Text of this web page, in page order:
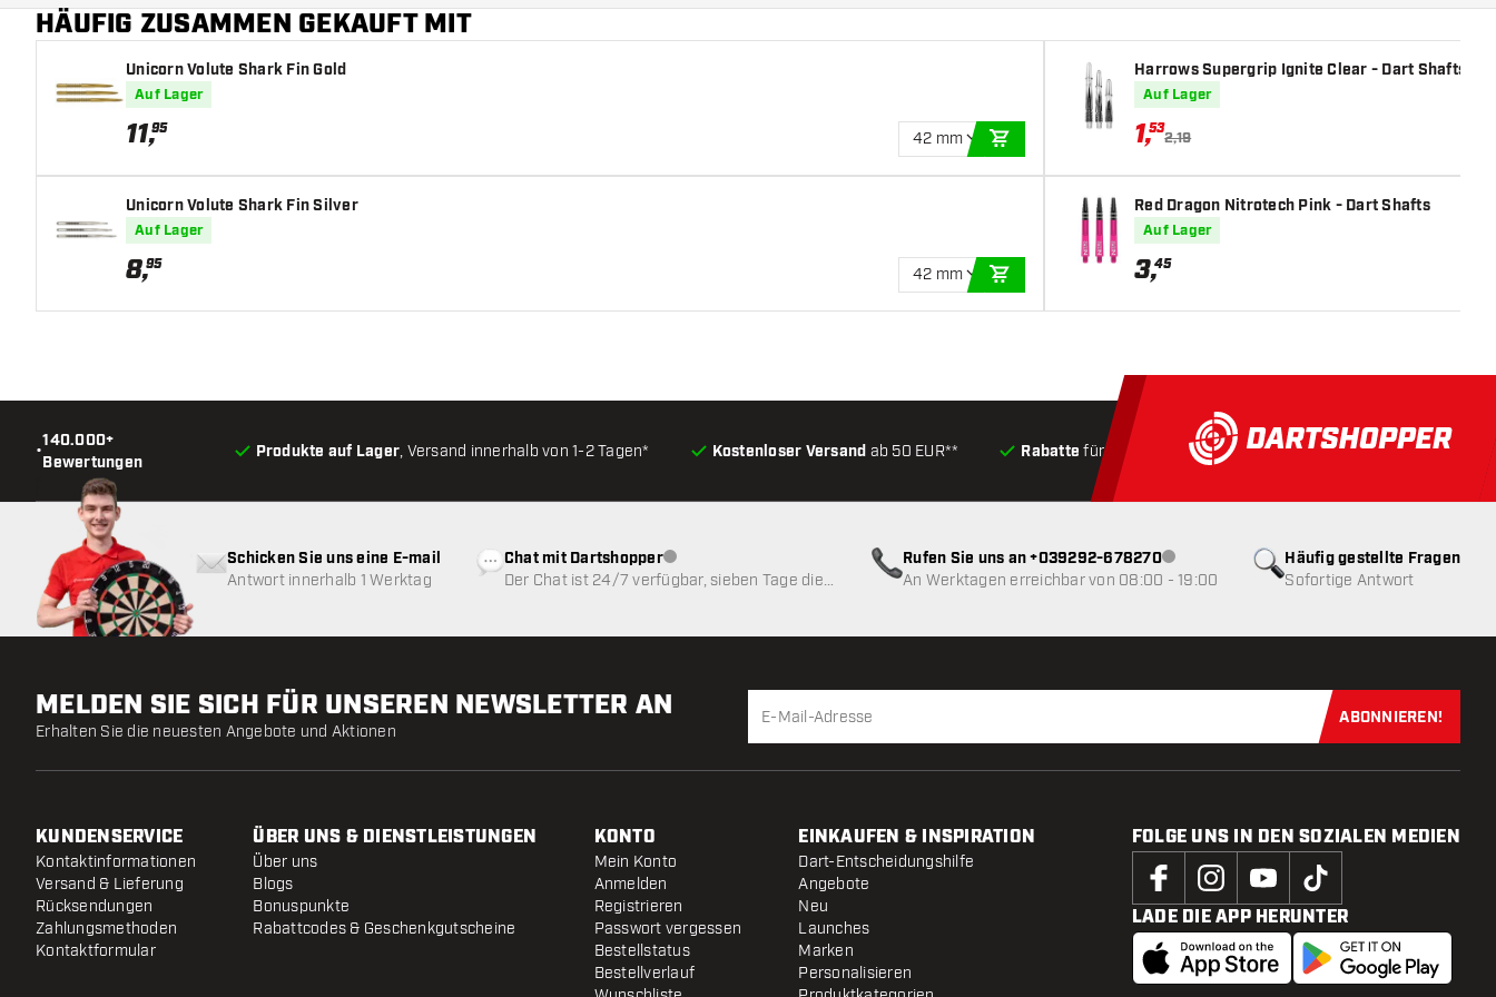
Hauptfarbe
HÄUFIG ZUSAMMEN GEKAUFT MIT
Unicorn Volute Shark Fin Gold
Auf Lager
11,95
42 mm
IN DEN WARENKORB
Unicorn Volute Shark Fin Silver
Auf Lager
8,95
42 mm
IN DEN WARENKORB
Harrows Supergrip Ignite Clear - Dart Shafts
Auf Lager
1,53
2,19
Red Dragon Nitrotech Pink - Dart Shafts
Auf Lager
3,45
•
140.000+
Bewertungen
Produkte auf Lager, Versand innerhalb von 1-2 Tagen* Kostenloser Versand ab 50 EUR** Rabatte für Kunden Produkte auf Lager, Versand
Häufig gestellte Fragen
Sofortige Antwort
Schicken Sie uns eine E-mail
Antwort innerhalb 1 Werktag
Chat mit DartshopperKundenservice nicht verfügbar
Der Chat ist 24/7 verfügbar, sieben Tage die
Rufen Sie uns an +039292-678270Kundenservice nicht verfügbar
An Werktagen erreichbar von 08:00 - 19:00
MELDEN SIE SICH FÜR UNSEREN NEWSLETTER AN
Erhalten Sie die neuesten Angebote und Aktionen
Jetzt für
ABONNIEREN!
KUNDENSERVICE
Kontaktinformationen
Versand & Lieferung
Rücksendungen
Zahlungsmethoden
Kontaktformular
ÜBER UNS & DIENSTLEISTUNGEN
Über uns
Blogs
Bonuspunkte
Rabattcodes & Geschenkgutscheine
KONTO
Mein Konto
Anmelden
Registrieren
Passwort vergessen
Bestellstatus
Bestellverlauf
EINKAUFEN & INSPIRATION
Dart-Entscheidungshilfe
Angebote
Neu
Launches
Marken
Personalisieren
FOLGE UNS IN DEN SOZIALEN MEDIEN
LADE DIE APP HERUNTER